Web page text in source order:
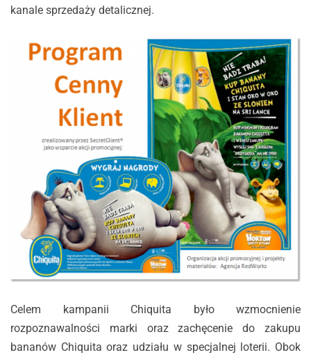
kanale sprzedaży detalicznej.
Celem kampanii Chiquita było wzmocnienie
rozpoznawalności marki oraz zachęcenie do zakupu
bananów Chiquita oraz udziału w specjalnej loterii. Obok